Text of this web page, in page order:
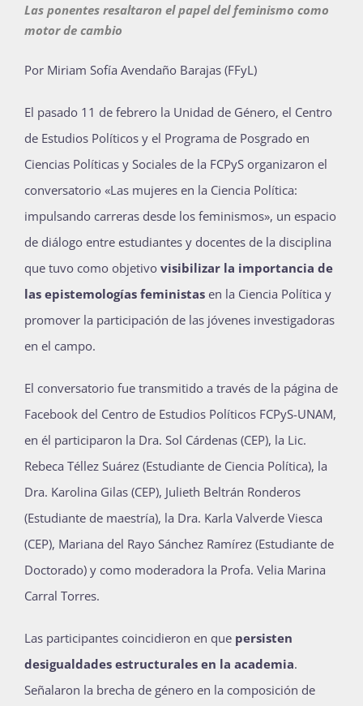
Recursos
Publicaciones
Bienvenida generación 2027-1
Las ponentes resaltaron el papel del feminismo como
motor de cambio
Por Miriam Sofía Avendaño Barajas (FFyL)
El pasado 11 de febrero la Unidad de Género, el Centro
de Estudios Políticos y el Programa de Posgrado en
Ciencias Políticas y Sociales de la FCPyS organizaron el
conversatorio «Las mujeres en la Ciencia Política:
impulsando carreras desde los feminismos», un espacio
de diálogo entre estudiantes y docentes de la disciplina
que tuvo como objetivo visibilizar la importancia de
las epistemologías feministas en la Ciencia Política y
promover la participación de las jóvenes investigadoras
en el campo.
El conversatorio fue transmitido a través de la página de
Facebook del Centro de Estudios Políticos FCPyS-UNAM,
en él participaron la Dra. Sol Cárdenas (CEP), la Lic.
Rebeca Téllez Suárez (Estudiante de Ciencia Política), la
Dra. Karolina Gilas (CEP), Julieth Beltrán Ronderos
(Estudiante de maestría), la Dra. Karla Valverde Viesca
(CEP), Mariana del Rayo Sánchez Ramírez (Estudiante de
Doctorado) y como moderadora la Profa. Velia Marina
Carral Torres.
Las participantes coincidieron en que persisten
desigualdades estructurales en la academia.
Señalaron la brecha de género en la composición de